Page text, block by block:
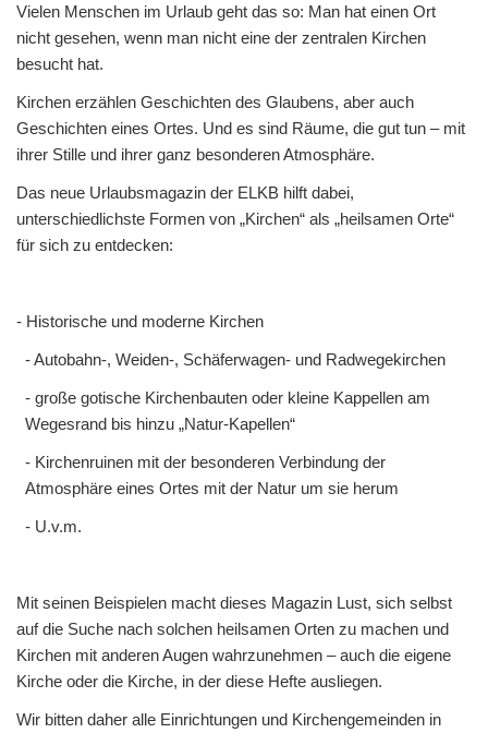
Vielen Menschen im Urlaub geht das so: Man hat einen Ort
nicht gesehen, wenn man nicht eine der zentralen Kirchen
besucht hat.
Kirchen erzählen Geschichten des Glaubens, aber auch
Geschichten eines Ortes. Und es sind Räume, die gut tun – mit
ihrer Stille und ihrer ganz besonderen Atmosphäre.
Das neue Urlaubsmagazin der ELKB hilft dabei,
unterschiedlichste Formen von „Kirchen“ als „heilsamen Orte“
für sich zu entdecken:
- Historische und moderne Kirchen
- Autobahn-, Weiden-, Schäferwagen- und Radwegekirchen
- große gotische Kirchenbauten oder kleine Kappellen am
Wegesrand bis hinzu „Natur-Kapellen“
- Kirchenruinen mit der besonderen Verbindung der
Atmosphäre eines Ortes mit der Natur um sie herum
- U.v.m.
Mit seinen Beispielen macht dieses Magazin Lust, sich selbst
auf die Suche nach solchen heilsamen Orten zu machen und
Kirchen mit anderen Augen wahrzunehmen – auch die eigene
Kirche oder die Kirche, in der diese Hefte ausliegen.
Wir bitten daher alle Einrichtungen und Kirchengemeinden in